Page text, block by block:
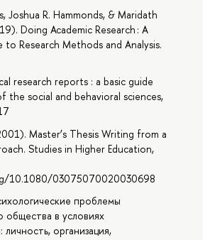
Joshua R. Hammonds, & Maridath
Doing Academic Research : A
to Research Methods and Analysis.
research reports : a basic guide
the social and behavioral sciences,
Master’s Thesis Writing from a
Studies in Higher Education,
10.1080/03075070020030698
проблемы
общества в условиях
личность, организация,